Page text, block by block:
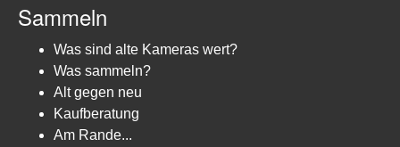
Sammeln
Was sind alte Kameras wert?
Was sammeln?
Alt gegen neu
Kaufberatung
Am Rande...